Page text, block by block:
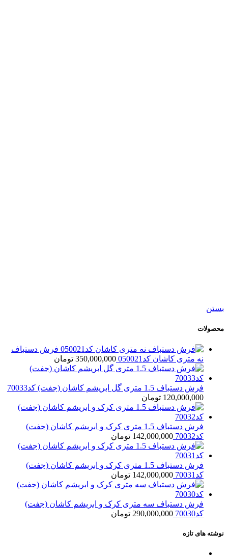
بستن
محصولات
فرش دستباف
نه متری کاشان کد050021
350,000,000 تومان
فرش دستباف 1.5 متری گل ابریشم کاشان (جفت) کد70033
120,000,000 تومان
فرش دستباف 1.5 متری کرک و ابریشم کاشان (جفت)
کد70032
142,000,000 تومان
فرش دستباف 1.5 متری کرک و ابریشم کاشان (جفت)
کد70031
142,000,000 تومان
فرش دستباف سه متری کرک و ابریشم کاشان (جفت)
کد70030
290,000,000 تومان
نوشته های تازه